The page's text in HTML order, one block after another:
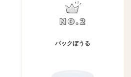
パックぼうる